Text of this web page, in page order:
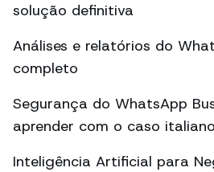
solução definitiva
Análises e relatórios do
completo
Segurança do WhatsApp
aprender com o caso
Inteligência Artificial para